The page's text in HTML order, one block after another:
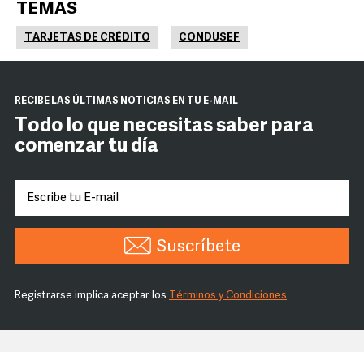
TEMAS
TARJETAS DE CRÉDITO CONDUSEF
RECIBE LAS ÚLTIMAS NOTICIAS EN TU E-MAIL
Todo lo que necesitas saber para
comenzar tu día
Suscríbete
Registrarse implica aceptar los Términos y Condiciones